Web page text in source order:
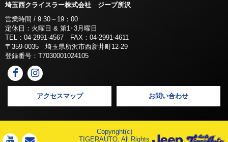
埼玉西クライスラー株式会社 ジープ所沢
営業時間 / 9:30～19：00
定休日：火曜日 & 第1･3月曜日
TEL：04-2991-4567 FAX：04-2991-4611
〒359-0035 埼玉県所沢市西新井町12-29
登録番号：T7030001024105
アクセスマップ お問い合わせ
Copyright(c)
TIGERAUTO, All Rights